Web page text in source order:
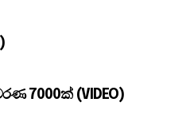
7000ක් (VIDEO)